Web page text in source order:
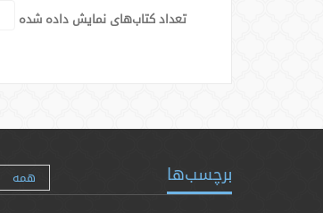
تعداد کتاب‌های نمایش داده شده
برچسب‌ها همه